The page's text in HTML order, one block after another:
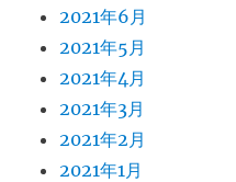
2021年6月
2021年5月
2021年4月
2021年3月
2021年2月
2021年1月